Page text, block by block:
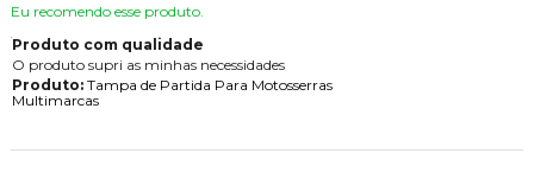
Eu recomendo esse produto.
Produto com qualidade
O produto supri as minhas necessidades
Produto:Tampa de Partida Para Motosserras
Multimarcas